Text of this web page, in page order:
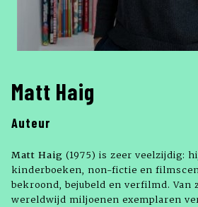
Matt Haig
Auteur
Matt Haig (1975) is zeer veelzijdig:
kinderboeken, non-fictie en
bekroond, bejubeld en verfilmd. Van
wereldwijd miljoenen exemplaren